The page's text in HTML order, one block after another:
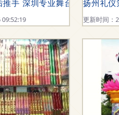
手 深圳专业舞台灯光与礼仪
扬州礼仪
更新时间：